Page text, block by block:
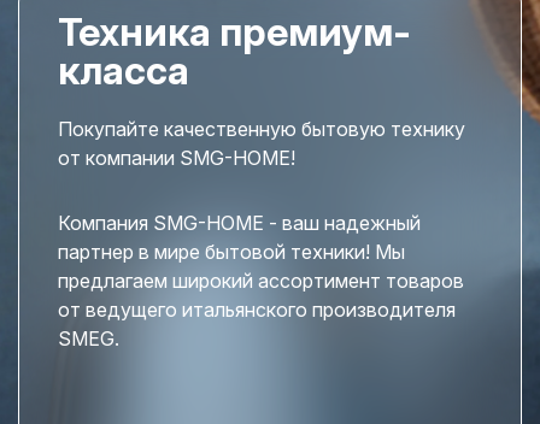
Техника премиум-
класса
Покупайте качественную бытовую технику
от компании SMG-HOME!
Компания SMG-HOME - ваш надежный
партнер в мире бытовой техники! Мы
предлагаем широкий ассортимент товаров
от ведущего итальянского производителя
SMEG.